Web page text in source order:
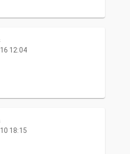
12:04
18:15